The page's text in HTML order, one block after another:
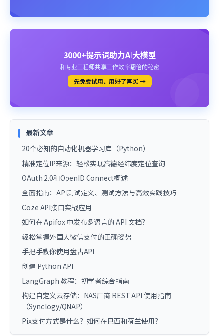
3000+提示词助力AI大模型
和专业工程师共享工作效率翻倍的秘密
先免费试用、用好了再买 →
最新文章
20个必知的自动化机器学习库（Python）
精准定位IP来源：轻松实现高德经纬度定位查询
OAuth 2.0和OpenID Connect概述
全面指南：API测试定义、测试方法与高效实践技巧
Coze API接口实战应用
如何在 Apifox 中发布多语言的 API 文档？
轻松掌握外国人微信支付的正确姿势
手把手教你使用盘古API
创建 Python API
LangGraph 教程：初学者综合指南
构建自定义云存储：NAS厂商 REST API 使用指南
（Synology/QNAP）
Pix支付方式是什么？如何在巴西和荷兰使用？